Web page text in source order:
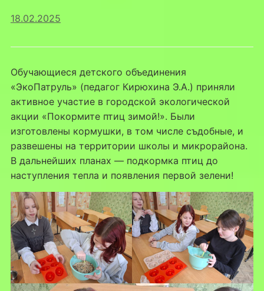
18.02.2025
Обучающиеся детского объединения
«ЭкоПатруль» (педагог Кирюхина Э.А.) приняли
активное участие в городской экологической
акции «Покормите птиц зимой!». Были
изготовлены кормушки, в том числе съдобные, и
развешены на территории школы и микрорайона.
В дальнейших планах — подкормка птиц до
наступления тепла и появления первой зелени!